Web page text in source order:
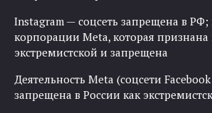
Instagram — соцсеть запрещена в
корпорации Meta, которая признана
экстремистской и запрещена
Деятельность Meta (соцсети
запрещена в России как